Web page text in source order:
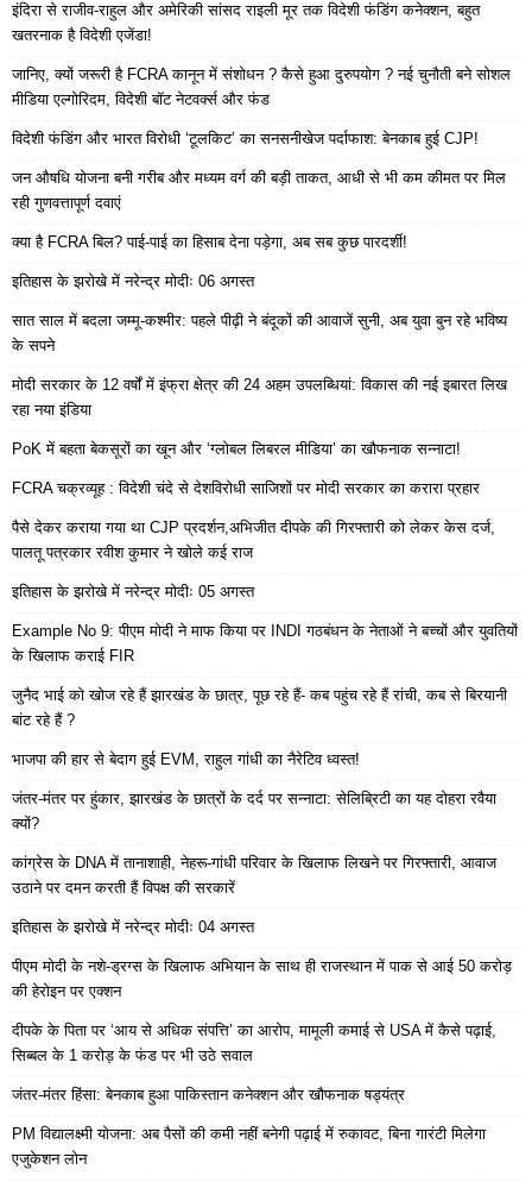
इंदिरा से राजीव-राहुल और अमेरिकी सांसद राइली मूर तक विदेशी फंडिंग कनेक्शन, बहुत
खतरनाक है विदेशी एजेंडा!
जानिए, क्यों जरूरी है FCRA कानून में संशोधन ? कैसे हुआ दुरुपयोग ? नई चुनौती बने सोशल
मीडिया एल्गोरिदम, विदेशी बॉट नेटवर्क्स और फंड
विदेशी फंडिंग और भारत विरोधी ‘टूलकिट’ का सनसनीखेज पर्दाफाश: बेनकाब हुई CJP!
जन औषधि योजना बनी गरीब और मध्यम वर्ग की बड़ी ताकत, आधी से भी कम कीमत पर मिल
रही गुणवत्तापूर्ण दवाएं
क्या है FCRA बिल? पाई-पाई का हिसाब देना पड़ेगा, अब सब कुछ पारदर्शी!
इतिहास के झरोखे में नरेन्द्र मोदीः 06 अगस्त
सात साल में बदला जम्मू-कश्मीर: पहले पीढ़ी ने बंदूकों की आवाजें सुनी, अब युवा बुन रहे भविष्य
के सपने
मोदी सरकार के 12 वर्षों में इंफ्रा क्षेत्र की 24 अहम उपलब्धियां: विकास की नई इबारत लिख
रहा नया इंडिया
PoK में बहता बेकसूरों का खून और ‘ग्लोबल लिबरल मीडिया’ का खौफनाक सन्नाटा!
FCRA चक्रव्यूह : विदेशी चंदे से देशविरोधी साजिशों पर मोदी सरकार का करारा प्रहार
पैसे देकर कराया गया था CJP प्रदर्शन,अभिजीत दीपके की गिरफ्तारी को लेकर केस दर्ज,
पालतू पत्रकार रवीश कुमार ने खोले कई राज
इतिहास के झरोखे में नरेन्द्र मोदीः 05 अगस्त
Example No 9: पीएम मोदी ने माफ किया पर INDI गठबंधन के नेताओं ने बच्चों और युवतियों
के खिलाफ कराई FIR
जुनैद भाई को खोज रहे हैं झारखंड के छात्र, पूछ रहे हैं- कब पहुंच रहे हैं रांची, कब से बिरयानी
बांट रहे हैं ?
भाजपा की हार से बेदाग हुई EVM, राहुल गांधी का नैरेटिव ध्वस्त!
जंतर-मंतर पर हुंकार, झारखंड के छात्रों के दर्द पर सन्नाटा: सेलिब्रिटी का यह दोहरा रवैया
क्यों?
कांग्रेस के DNA में तानाशाही, नेहरू-गांधी परिवार के खिलाफ लिखने पर गिरफ्तारी, आवाज
उठाने पर दमन करती हैं विपक्ष की सरकारें
इतिहास के झरोखे में नरेन्द्र मोदीः 04 अगस्त
पीएम मोदी के नशे-ड्रग्स के खिलाफ अभियान के साथ ही राजस्थान में पाक से आई 50 करोड़
की हेरोइन पर एक्शन
दीपके के पिता पर ‘आय से अधिक संपत्ति’ का आरोप, मामूली कमाई से USA में कैसे पढ़ाई,
सिब्बल के 1 करोड़ के फंड पर भी उठे सवाल
जंतर-मंतर हिंसा: बेनकाब हुआ पाकिस्तान कनेक्शन और खौफनाक षड्यंत्र
PM विद्यालक्ष्मी योजना: अब पैसों की कमी नहीं बनेगी पढ़ाई में रुकावट, बिना गारंटी मिलेगा
एजुकेशन लोन